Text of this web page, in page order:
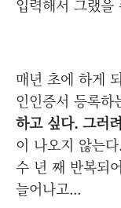
입력해서 그랬을
매년 초에 하게
인인증서 등록하
하고 싶다. 그러
이 나오지 않는
수 년 째 반복되
늘어나고...